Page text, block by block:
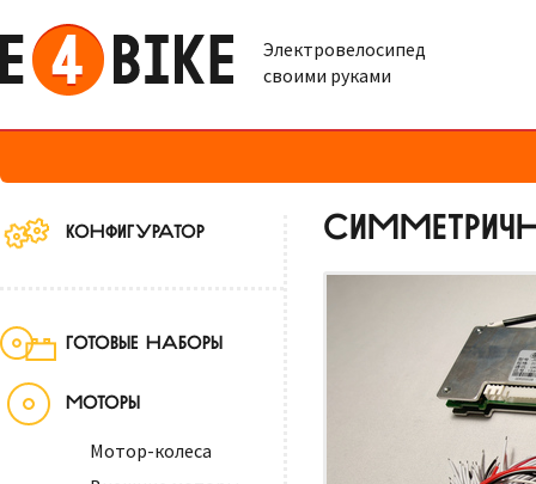
Электровелосипед
своими руками
КОНФИГУРАТОР
ГОТОВЫЕ НАБОРЫ
МОТОРЫ
Мотор-колеса